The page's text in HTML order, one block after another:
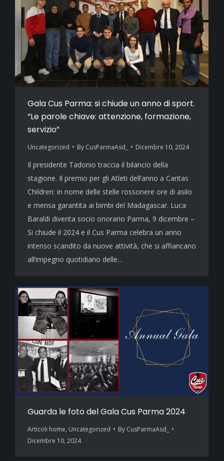
Gala Cus Parma: si chiude un anno di sport.
“Le parole chiave: attenzione, formazione,
servizio”
Uncategorized By CusParmaAsd_ Dicembre 10, 2024
Il presidente Tadonio traccia il bilancio della
stagione. Il premio per gli Atleti dell’anno a Caritas
Children: in nome delle stelle rossonere ore di asilo
e mensa garantita ai bimbi del Madagascar. Luca
Baraldi diventa socio onorario Parma, 9 dicembre –
Si chiude il 2024 e il Cus Parma celebra un anno
intenso scandito da nuove attività, che si affiancano
all’impegno quotidiano delle…
Guarda le foto del Gala Cus Parma 2024
Articoli home, Uncategorized By CusParmaAsd_
Dicembre 10, 2024